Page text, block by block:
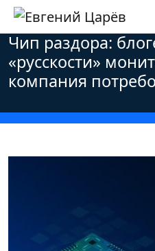
Главная»Новости»Оффтоп
Чип раздора:
«русскости»
компания